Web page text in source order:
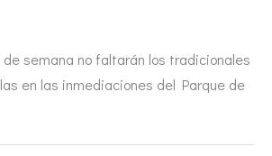
semana no faltarán los tradicionales
en las inmediaciones del Parque de